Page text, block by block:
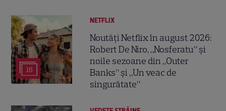
16
NETFLIX
Noutăți Netflix în august 2026:
Robert De Niro, „Nosferatu” și
noile sezoane din „Outer
Banks” și „Un veac de
singurătate”